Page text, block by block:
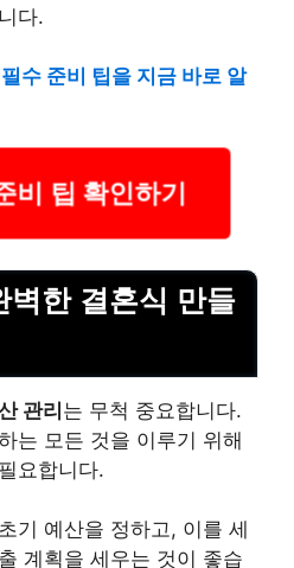
다.
수 준비 팁을 지금 바로 알
비 팁 확인하기
벽한 결혼식 만들
관리는 무척 중요합니다.
는 모든 것을 이루기 위해
요합니다.
기 예산을 정하고, 이를 세
계획을 세우는 것이 좋습